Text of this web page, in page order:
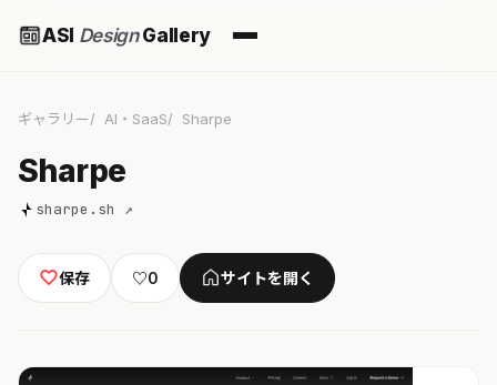
ASI DesignGallery
ギャラリー AI・SaaS Sharpe
Sharpe
sharpe.sh ↗
保存 ♡0 サイトを開く